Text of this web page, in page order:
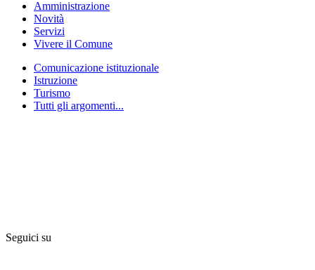
Amministrazione
Novità
Servizi
Vivere il Comune
Comunicazione istituzionale
Istruzione
Turismo
Tutti gli argomenti...
Seguici su